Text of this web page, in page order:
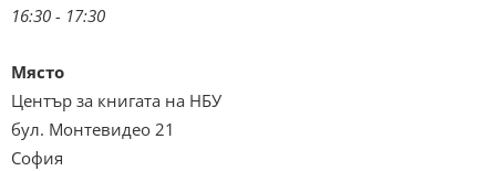
16:30 - 17:30
Място
Център за книгата на НБУ
бул. Монтевидео 21
София